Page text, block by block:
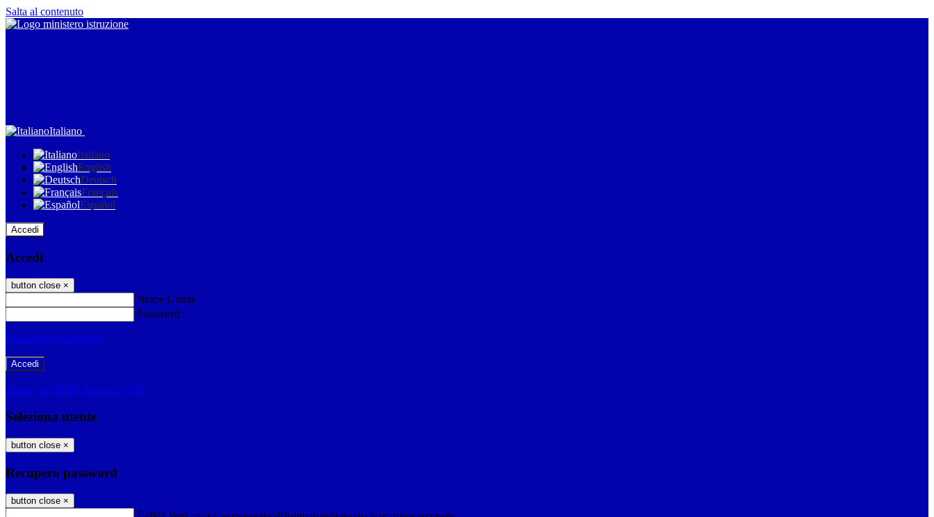
Salta al contenuto
Italiano
Italiano
English
Deutsch
Français
Español
Accedi
Accedi
button close ×
Nome Utente
Password
Password dimenticata?
-
Entra con SPID Entra con CIE
Seleziona utente
button close ×
Recupero password
button close ×